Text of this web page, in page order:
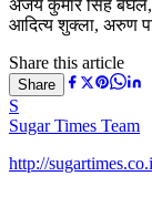
अजय कुमार सिंह बघेल,
आदित्य शुक्ला, अरुण
Share this article
Share
S
Sugar Times Team
http://